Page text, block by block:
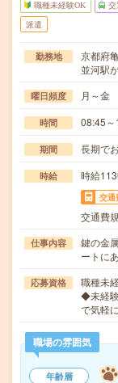
職種未経験OK 交
派遣
勤務地
京都府
並河駅
曜日頻度 月～金
時間 08:45～
期間 長期で
時給 時給
交通
交通費
仕事内容
鍵の金
ートに
応募資格
職種未
◆未経
で気軽
職場の雰囲気
年齢層